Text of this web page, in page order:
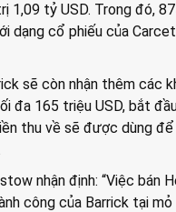
1,09 tỷ USD. Trong đó,
dạng cổ phiếu của
sẽ còn nhận thêm các
đa 165 triệu USD, bắt
thu về sẽ được dùng
nhận định: “Việc bán
công của Barrick tại